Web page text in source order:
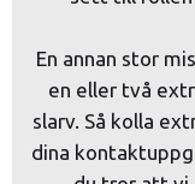
En annan stor
en eller två
slarv. Så kolla
dina